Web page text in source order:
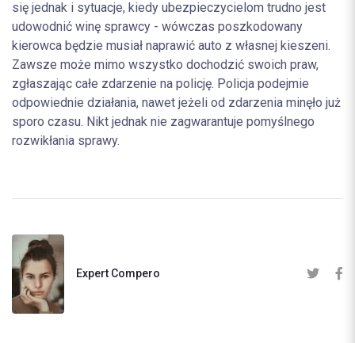
się jednak i sytuacje, kiedy ubezpieczycielom trudno jest
udowodnić winę sprawcy - wówczas poszkodowany
kierowca będzie musiał naprawić auto z własnej kieszeni.
Zawsze może mimo wszystko dochodzić swoich praw,
zgłaszając całe zdarzenie na policję. Policja podejmie
odpowiednie działania, nawet jeżeli od zdarzenia minęło już
sporo czasu. Nikt jednak nie zagwarantuje pomyślnego
rozwikłania sprawy.
Expert Compero